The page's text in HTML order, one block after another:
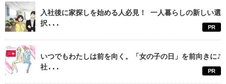
入社後に家探しを始める人必見！ 一人暮らしの新しい選
択...
PR
いつでもわたしは前を向く。「女の子の日」を前向きに♪
社...
PR